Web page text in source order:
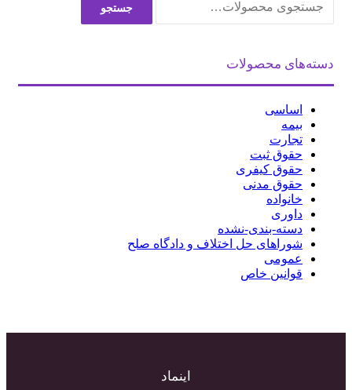
برای:
جستجو
دسته‌های محصولات
اساسی
بیمه
تجارت
حقوق ثبت
حقوق کیفری
حقوق مدنی
خانواده
داوری
دسته-بندی-نشده
شوراهای حل اختلاف و دادگاه صلح
عمومی
قوانین خاص
اینماد